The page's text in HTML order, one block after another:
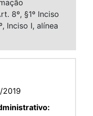
8º, §1º Inciso
Inciso I, alínea
2019